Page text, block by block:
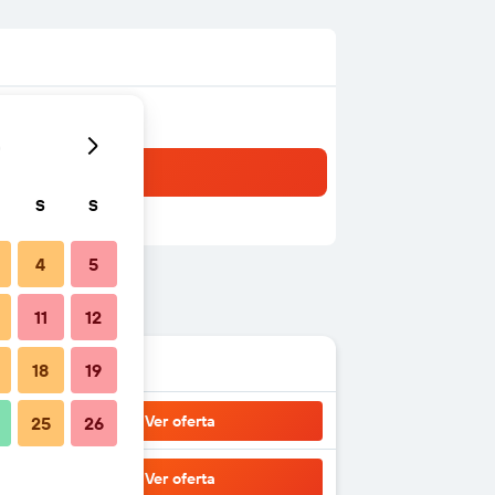
Ver oferta
Ver oferta
S S
4 5
11 12
18 19
25 26